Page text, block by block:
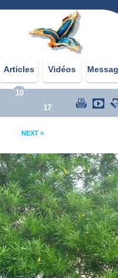
Articles Vidéos
10
17
NEXT »